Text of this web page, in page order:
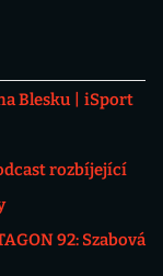
Blesku
iSport
rozbíjející
92: Szabová